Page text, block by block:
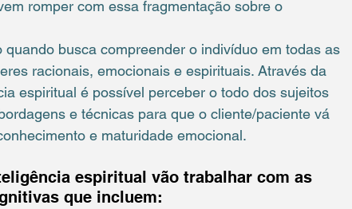
romper com essa fragmentação sobre o
busca compreender o indivíduo em todas as
racionais, emocionais e espirituais. Através da
espiritual é possível perceber o todo dos sujeitos
e técnicas para que o cliente/paciente vá
e maturidade emocional.
espiritual vão trabalhar com as
que incluem: